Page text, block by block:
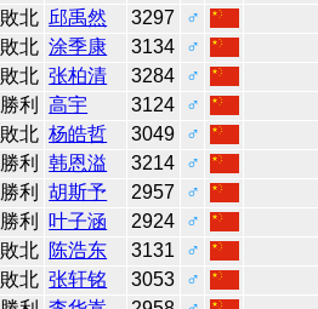
敗北 邱禹然 3297
♂
敗北 涂季康 3134
♂
敗北 张柏清 3284
♂
勝利 高宇 3124
♂
敗北 杨皓哲 3049
♂
勝利 韩恩溢 3214
♂
勝利 胡斯予 2957
♂
勝利 叶子涵 2924
♂
敗北 陈浩东 3131
♂
敗北 张轩铭 3053
♂